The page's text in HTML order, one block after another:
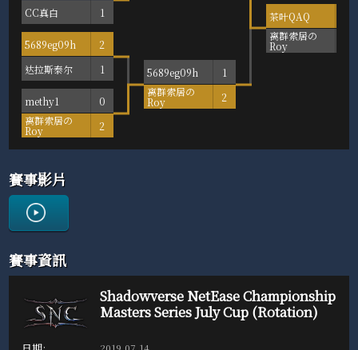
CC真白
1
5689eg09h
2
达拉斯泰尔
1
methy1
0
离群索居の
Roy 2
5689eg09h
1
离群索居の
Roy 2
茶叶QAQ
离群索居の
Roy
賽事影片
賽事資訊
Shadowverse NetEase Championship
Masters Series July Cup (Rotation)
2019.07.14